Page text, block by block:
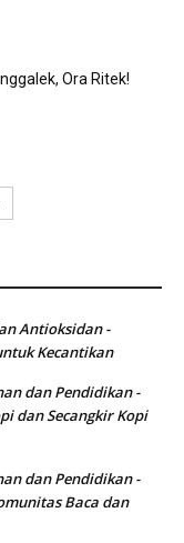
Ora Ritek!
Antioksidan -
Kecantikan
dan Pendidikan -
dan Secangkir Kopi
dan Pendidikan -
Baca dan